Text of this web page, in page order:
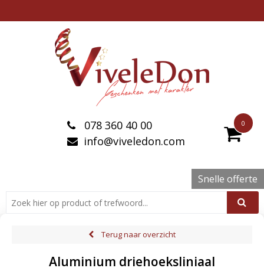
0
078 360 40 00
info@viveledon.com
Snelle offerte
Terug naar overzicht
Aluminium driehoeksliniaal